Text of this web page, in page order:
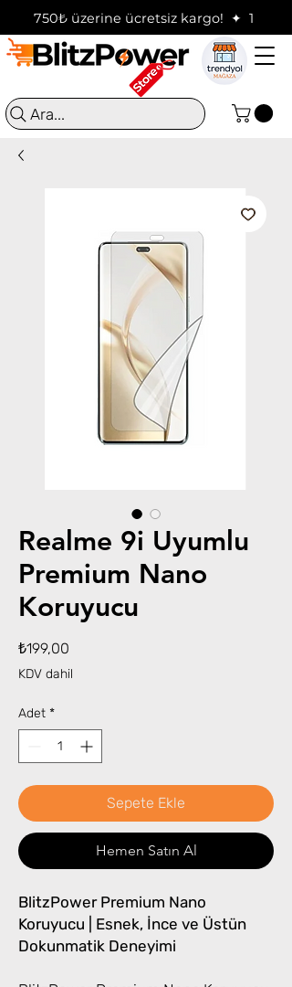
750₺ üzerine ücretsiz kargo!  ✦
Ara...
Realme 9i Uyumlu
Premium Nano
Koruyucu
₺199,00
KDV dahil
Adet *
Sepete Ekle
Hemen Satın Al
BlitzPower Premium Nano
Koruyucu | Esnek, İnce ve Üstün
Dokunmatik Deneyimi